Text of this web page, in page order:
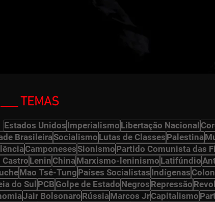
___ TEMAS
Estados Unidos Imperialismo Libertação Nacional
BrasileiraSocialismo Lutas de Classes Palestina
CamponesesSionismo Partido Comunista das
Castro Lenin ChinaMarxismo-leninismo Latifúndio
Mao Tsé-Tung Países Socialistas Indígenas
do Sul PCB Golpe de Estado Negros Repressão
Jair Bolsonaro RússiaMarcos JrCapitalismo